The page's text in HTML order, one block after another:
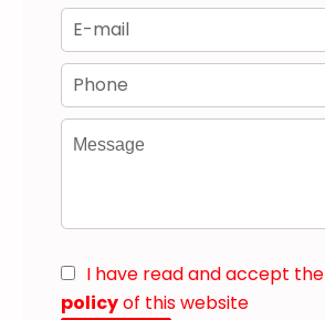
I have read and accept the
policyof this website